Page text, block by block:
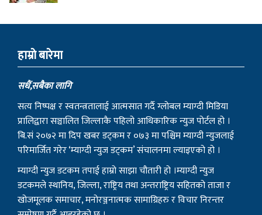
हाम्राे बारेमा
सधैं,सबैका लागि
सत्य निष्पक्ष र स्वतन्त्रतालाई आत्मसात गर्दै ग्लोबल म्याग्दी मिडिया
प्रालिद्वारा सञ्चालित जिल्लाकै पहिलो आधिकारिक न्युज पोर्टल हो ।
बि.सं २०७२ मा दिप खबर डट्कम र ०७३ मा पश्चिम म्याग्दी न्युजलाई
परिमार्जित गरेर ‘म्याग्दी न्युज डट्कम’ संचालनमा ल्याइएको हो ।
म्याग्दी न्युज डटकम तपाई हाम्रो साझा चौतारी हो ।म्याग्दी न्युज
डटकमले स्थानिय, जिल्ला, राष्ट्रिय तथा अन्तराष्ट्रिय सहितको ताजा र
खोजमूलक समाचार, मनोरञ्जनात्मक सामाग्रिहरु र विचार निरन्तर